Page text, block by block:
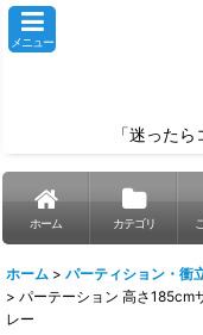
メニュー
「迷った
ホーム カテゴリ
ホーム > パーティション・衝
> パーテーション 高さ185cm
レー